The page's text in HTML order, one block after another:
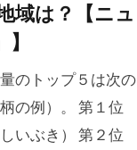
域は？【ニュ
のトップ５は次の
の例）。 第１位
いぶき） 第２位